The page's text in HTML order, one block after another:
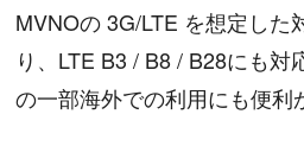
MVNOの 3G/LTE を想定した
り、LTE B3 / B8 / B28にも
の一部海外での利用にも便利